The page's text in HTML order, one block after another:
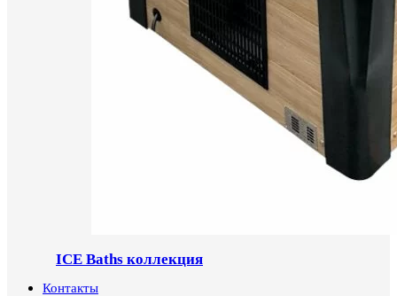
ICE Baths коллекция
Контакты